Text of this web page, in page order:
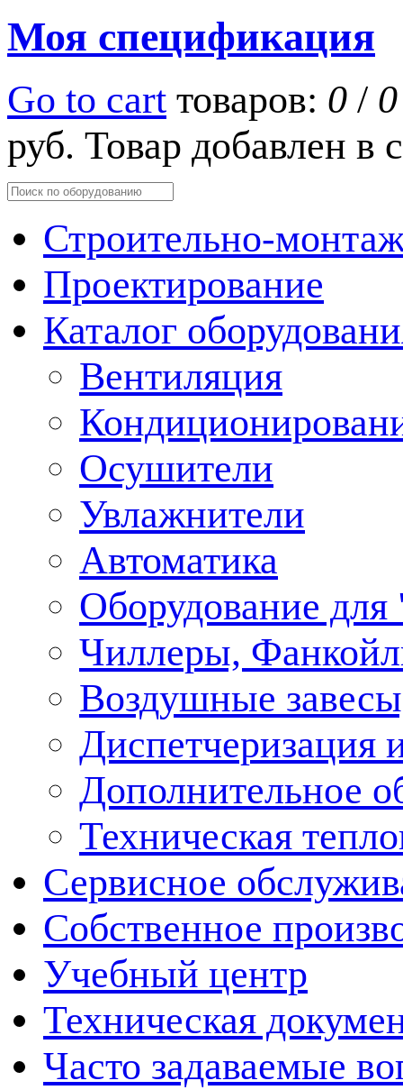
Моя спецификация
Go to cart товаров: 0 /
руб. Товар добавлен
Строительно-
Проектирование
Каталог
Вентиляция
Осушители
Увлажнители
Автоматика
Оборудование
Чиллеры,
Воздушные
Диспетчеризация
Дополнительное
Техническая
Сервисное
Собственное
Учебный центр
Техническая
Часто задаваемые